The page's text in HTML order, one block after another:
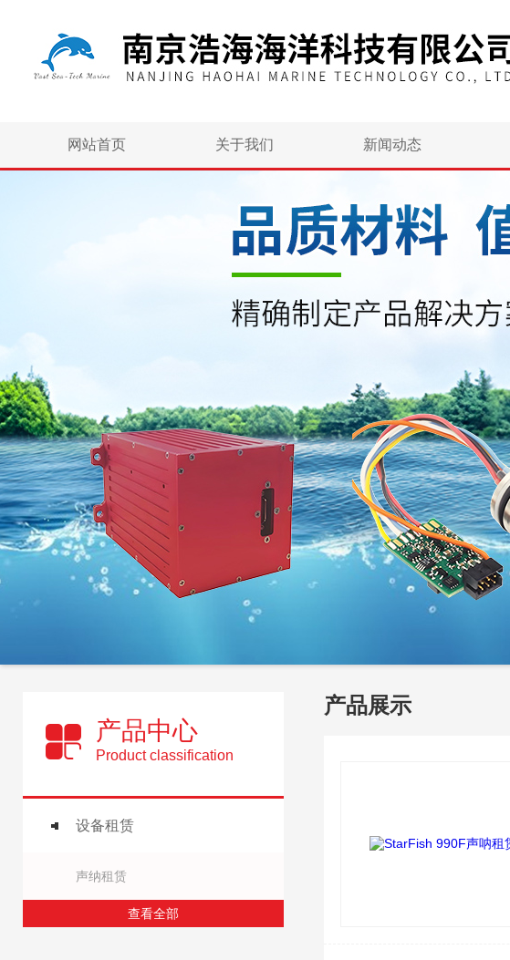
网站首页 关于我们 新闻动态
产品中心
Product classification
设备租赁
声纳租赁
查看全部
产品展示